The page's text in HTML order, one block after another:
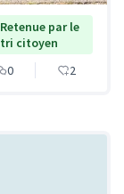
Retenue par le
tri citoyen
0 2